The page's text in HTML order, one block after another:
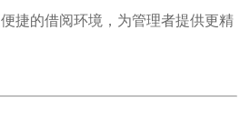
捷的借阅环境，为管理者提供更精